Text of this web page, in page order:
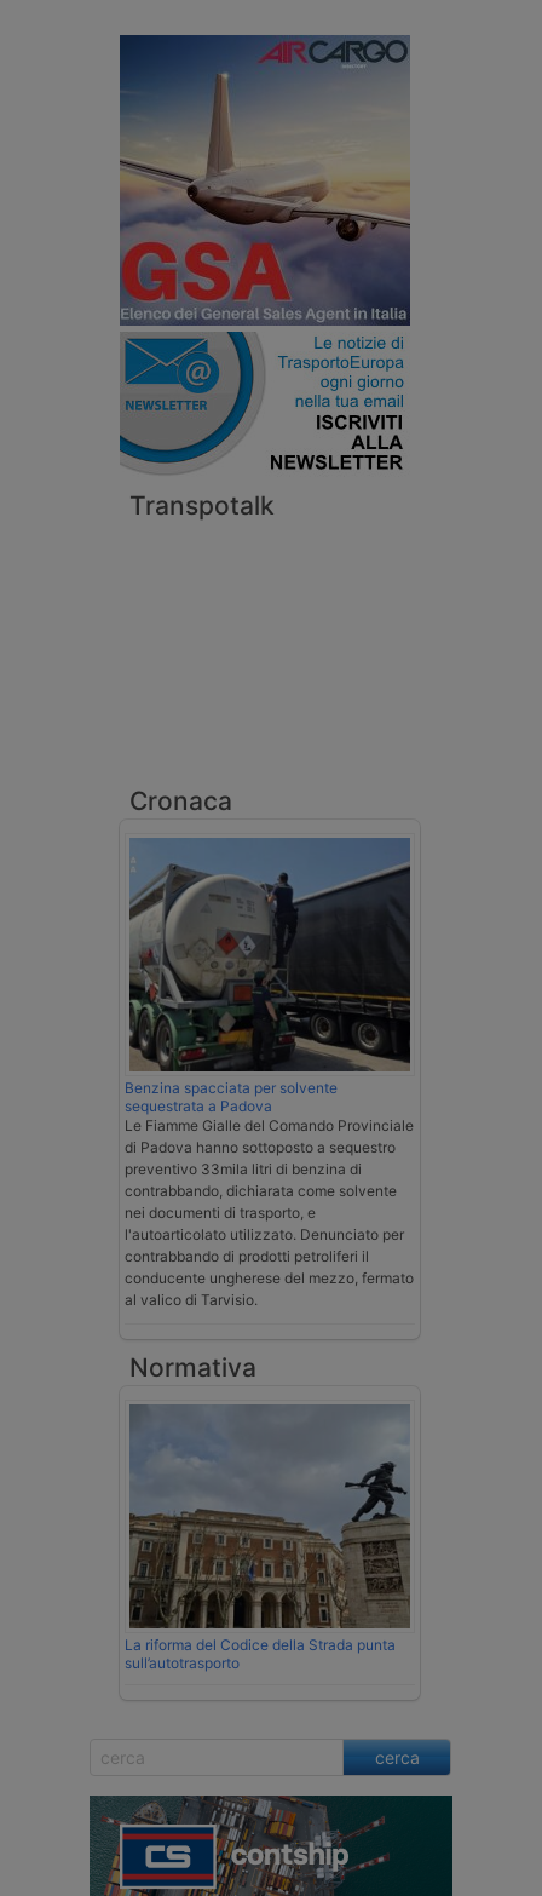
Transpotalk
Cronaca
Benzina spacciata per solvente
sequestrata a Padova
Le Fiamme Gialle del Comando Provinciale
di Padova hanno sottoposto a sequestro
preventivo 33mila litri di benzina di
contrabbando, dichiarata come solvente
nei documenti di trasporto, e
l'autoarticolato utilizzato. Denunciato per
contrabbando di prodotti petroliferi il
conducente ungherese del mezzo, fermato
al valico di Tarvisio.
Normativa
La riforma del Codice della Strada punta
sull’autotrasporto
cerca